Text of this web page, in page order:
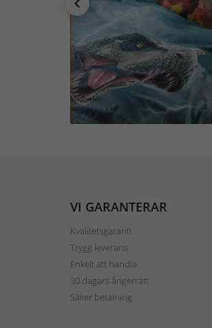
VI GARANTERAR
Kvalitetsgaranti
Trygg leverans
Enkelt att handla
30 dagars ångerrätt
Säker betalning